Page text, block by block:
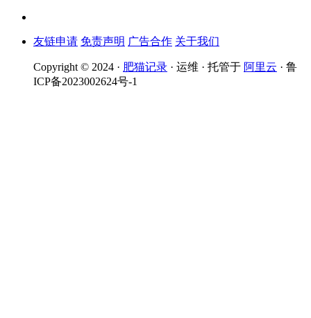
友链申请 免责声明 广告合作 关于我们
Copyright © 2024 · 肥猫记录 · 运维 · 托管于 阿里云 · 鲁
ICP备2023002624号-1